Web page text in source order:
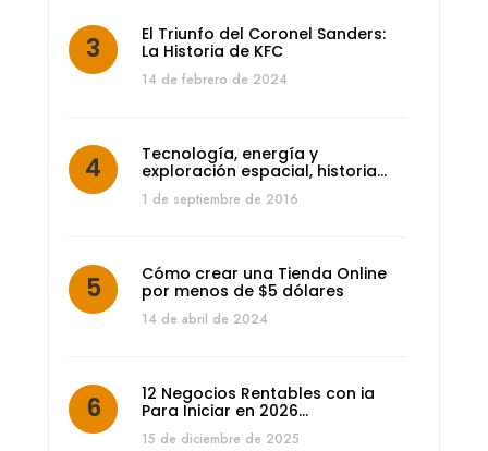
El Triunfo del Coronel Sanders:
La Historia de KFC
14 de febrero de 2024
Tecnología, energía y
exploración espacial, historia…
1 de septiembre de 2016
Cómo crear una Tienda Online
por menos de $5 dólares
14 de abril de 2024
12 Negocios Rentables con ia
Para Iniciar en 2026…
15 de diciembre de 2025